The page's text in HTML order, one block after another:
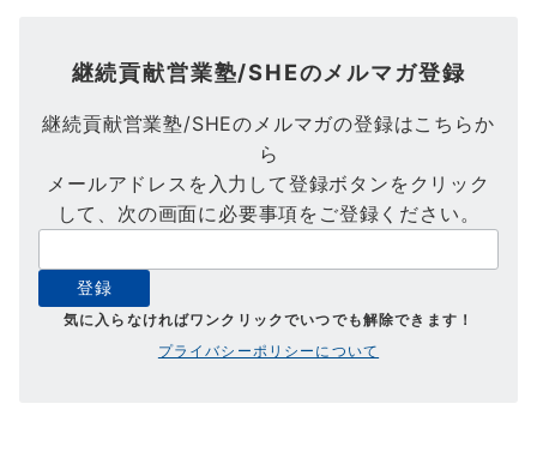
継続貢献営業塾/SHEのメルマガ登録
継続貢献営業塾/SHEのメルマガの登録はこちらか
ら
メールアドレスを入力して登録ボタンをクリック
して、次の画面に必要事項をご登録ください。
気に入らなければワンクリックでいつでも解除できます！
プライバシーポリシーについて